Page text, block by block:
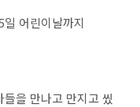
어린이날까지
을 만나고 만지고 씼